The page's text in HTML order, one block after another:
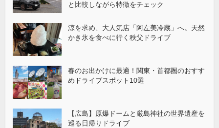
と比較しながら特徴をチェック
涼を求め、大人気店「阿左美冷蔵」へ。天然
かき氷を食べに行く秩父ドライブ
春のお出かけに最適！関東・首都圏のおすす
めドライブスポット10選
【広島】原爆ドームと厳島神社の世界遺産を
巡る日帰りドライブ